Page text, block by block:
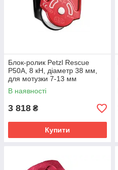
Блок-ролик Petzl Rescue
P50A, 8 кН, діаметр 38 мм,
для мотузки 7-13 мм
В наявності
3 818 ₴
Купити